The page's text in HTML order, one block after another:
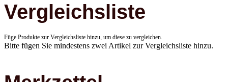
Vergleichsliste
Füge Produkte zur Vergleichsliste hinzu, um diese zu vergleichen.
Bitte fügen Sie mindestens zwei Artikel zur Vergleichsliste hinzu.